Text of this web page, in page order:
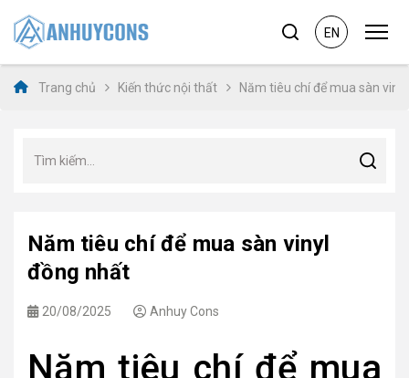
EN
Trang chủ Kiến thức nội thất Năm tiêu chí để mua sàn
Năm tiêu chí để mua sàn vinyl
đồng nhất
20/08/2025 Anhuy Cons
Năm tiêu chí để mua